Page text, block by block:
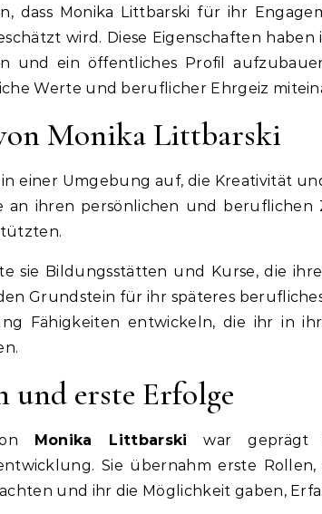
dass Monika Littbarski für ihr
wird. Diese Eigenschaften
und ein öffentliches Profil
Werte und beruflicher Ehrgeiz
Monika Littbarski
einer Umgebung auf, die Kreativität
an ihren persönlichen und beruflichen
sie Bildungsstätten und Kurse, die
Grundstein für ihr späteres
Fähigkeiten entwickeln, die ihr in
und erste Erfolge
Monika Littbarski war geprägt
Sie übernahm erste
und ihr die Möglichkeit gaben,